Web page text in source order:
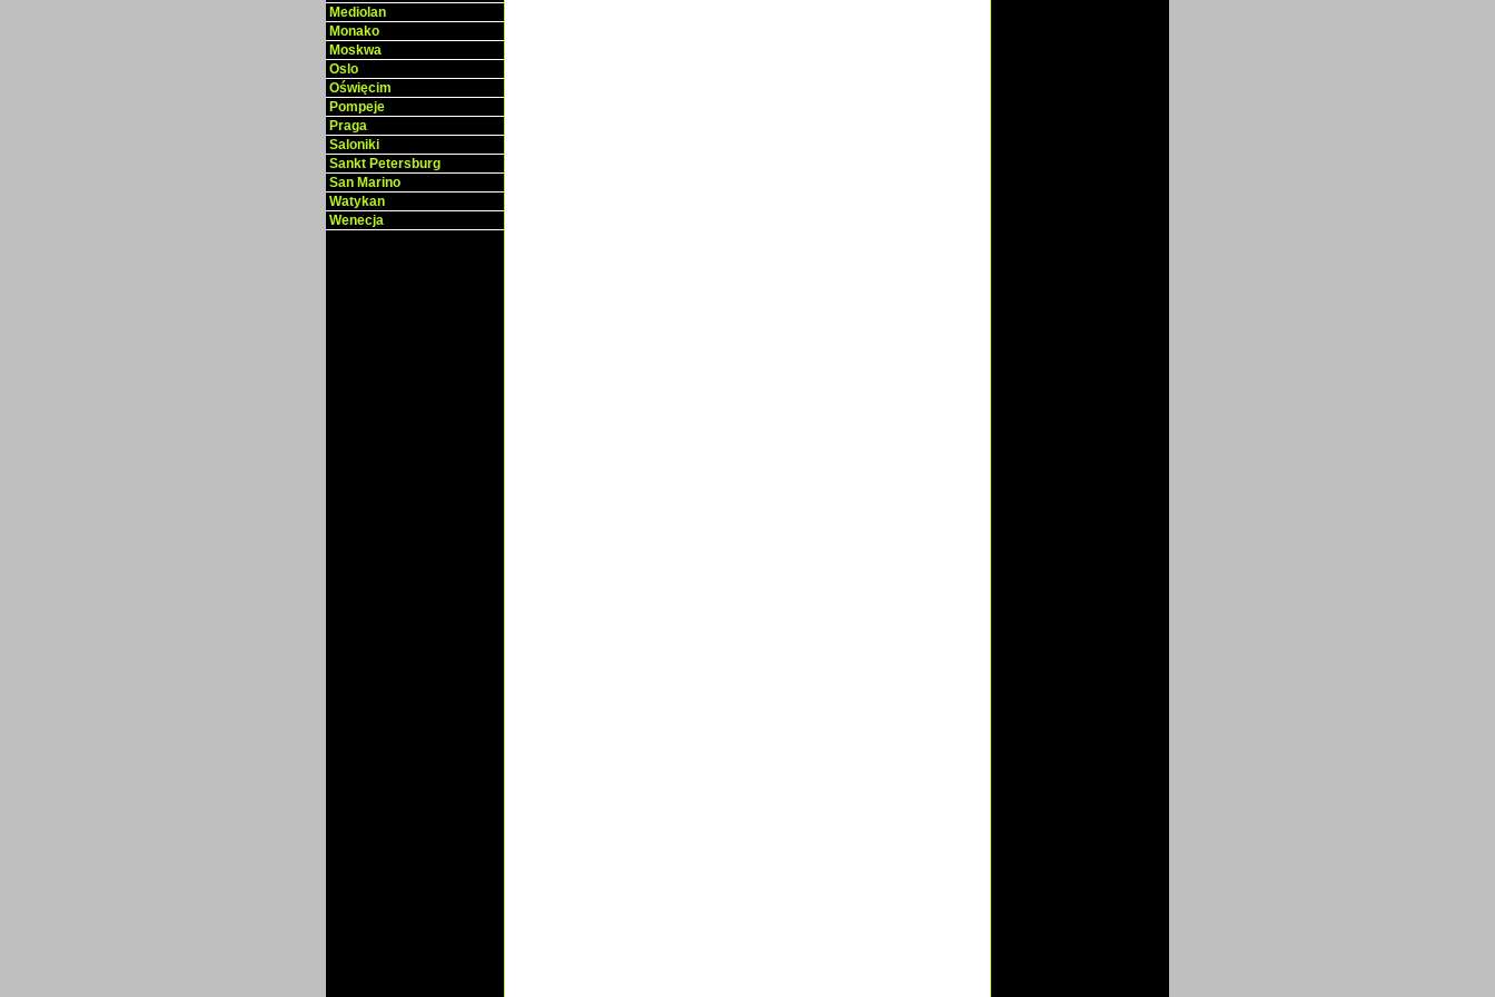
Mediolan
Monako
Moskwa
Oslo
Oświęcim
Pompeje
Praga
Saloniki
Sankt Petersburg
San Marino
Watykan
Wenecja